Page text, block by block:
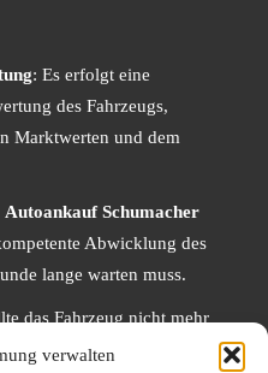
verwalten
: Es erfolgt eine
des Fahrzeugs,
Marktwerten und dem
Autoankauf Schumacher
Abwicklung des
lange warten muss.
das Fahrzeug nicht mehr
abgeholt.